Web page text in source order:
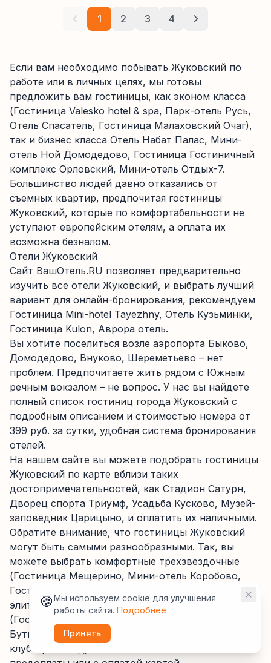
1 2 3 4
Если вам необходимо побывать Жуковский по
работе или в личных целях, мы готовы
предложить вам гостиницы, как эконом класса
(Гостиница Valesko hotel & spa, Парк-отель Русь,
Отель Спасатель, Гостиница Малаховский Очаг),
так и бизнес класса Отель Набат Палас, Мини-
отель Ной Домодедово, Гостиница Гостиничный
комплекс Орловский, Мини-отель Отдых-7.
Большинство людей давно отказались от
съемных квартир, предпочитая гостиницы
Жуковский, которые по комфортабельности не
уступают европейским отелям, а оплата их
возможна безналом.
Отели Жуковский
Сайт ВашОтель.RU позволяет предварительно
изучить все отели Жуковский, и выбрать лучший
вариант для онлайн-бронирования, рекомендуем
Гостиница Mini-hotel Tayezhny, Отель Кузьминки,
Гостиница Kulon, Аврора отель.
Вы хотите поселиться возле аэропорта Быково,
Домодедово, Внуково, Шереметьево – нет
проблем. Предпочитаете жить рядом с Южным
речным вокзалом – не вопрос. У нас вы найдете
полный список гостиниц города Жуковский с
подробным описанием и стоимостью номера от
399 руб. за сутки, удобная система бронирования
отелей.
На нашем сайте вы можете подобрать гостиницы
Жуковский по карте вблизи таких
достопримечательностей, как Стадион Сатурн,
Дворец спорта Триумф, Усадьба Кусково, Музей-
заповедник Царицыно, и оплатить их наличными.
Обратите внимание, что гостиницы Жуковский
могут быть самыми разнообразными. Так, вы
можете выбрать комфортные трехзвездочные
(Гостиница Мещерино, Мини-отель Коробово,
Гостиница Шахтер, Отель Люблю-НО) или
элитные четырех или пятизвездочные
(Гостиничный комплекс Аэротель Домодедово,
Бутик-отель Silky Way, Гостиница Загородный
клуб АртиЛенд, Отель East Gate) отели без
🍪Мы используем cookie для улучшения
работы сайта. Подробнее
Принять